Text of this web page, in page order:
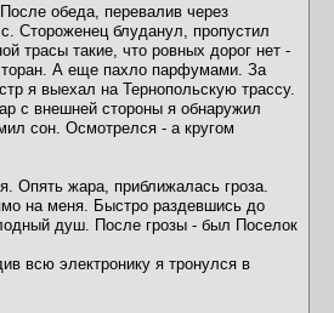
обеда, перевалив через
Стороженец блуданул, пропустил
трасы такие, что ровных дорог нет -
А еще пахло парфумами. За
я выехал на Тернопольскую трассу.
с внешней стороны я обнаружил
сон. Осмотрелся - а кругом
Опять жара, приближалась гроза.
на меня. Быстро раздевшись до
душ. После грозы - был Поселок
всю электронику я тронулся в